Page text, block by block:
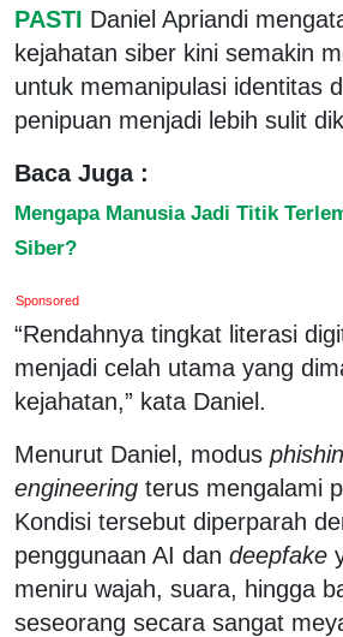
PASTI Daniel Apriandi
kejahatan siber kini semakin
untuk memanipulasi identitas
penipuan menjadi lebih sulit
Baca Juga :
Mengapa Manusia Jadi Titik
Siber?
Sponsored
“Rendahnya tingkat literasi
menjadi celah utama yang
kejahatan,” kata Daniel.
Menurut Daniel, modus
engineering terus mengalami
Kondisi tersebut diperparah
penggunaan AI dan deepfake
meniru wajah, suara, hingga
seseorang secara sangat